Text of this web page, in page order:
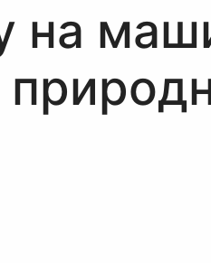
на